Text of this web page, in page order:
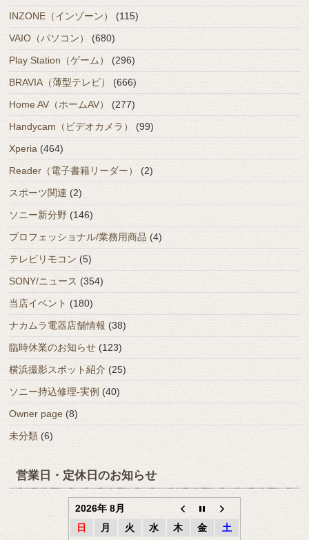
INZONE（インゾーン）
(115)
VAIO（パソコン）
(680)
Play Station（ゲーム）
(296)
BRAVIA（薄型テレビ）
(666)
Home AV（ホームAV）
(277)
Handycam（ビデオカメラ）
(99)
Xperia (464)
Reader（電子書籍リーダー）
(2)
スポーツ関連 (2)
ソニー新分野 (146)
プロフェッショナル/業務用商品 (4)
テレビリモコン (5)
SONY/ニュース (354)
当店イベント (180)
ナカムラ電器店舗情報 (38)
臨時休業のお知らせ (123)
横浜撮影スポット紹介 (25)
ソニー持込修理-実例 (40)
Owner page (8)
未分類 (6)
営業日・定休日のお知らせ
2026年 8月
日
月 火 水 木 金
土